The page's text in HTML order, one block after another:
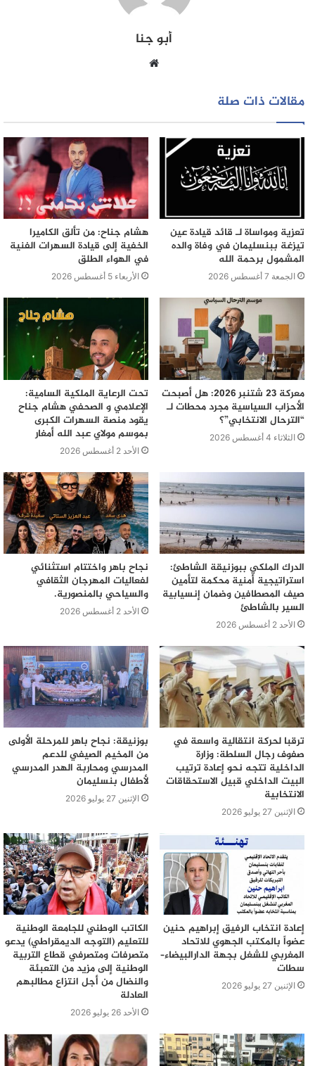
أبو جنا
مقالات ذات صلة
تعزية ومواساة لـ قائد قيادة عين
تيزغة ببنسليمان في وفاة والده
المشمول برحمة الله
الجمعة 7 أغسطس 2026
هشام جناح: من تألق الكاميرا
الخفية إلى قيادة السهرات الفنية
في الهواء الطلق
الأربعاء 5 أغسطس 2026
معركة 23 شتنبر 2026: هل أصبحت
الأحزاب السياسية مجرد محطات لـ
“الترحال الانتخابي”؟
الثلاثاء 4 أغسطس 2026
تحت الرعاية الملكية السامية:
الإعلامي و الصحفي هشام جناح
يقود منصة السهرات الكبرى
بموسم مولاي عبد الله أمغار
الأحد 2 أغسطس 2026
الدرك الملكي ببوزنيقة الشاطئ:
استراتيجية أمنية محكمة لتأمين
صيف المصطافين وضمان إنسيابية
السير بالشاطئ
الأحد 2 أغسطس 2026
نجاح باهر واختتام استثنائي
لفعاليات المهرجان الثقافي
والسياحي بالمنصورية.
الأحد 2 أغسطس 2026
ترقبا لحركة انتقالية واسعة في
صفوف رجال السلطة: وزارة
الداخلية تتجه نحو إعادة ترتيب
البيت الداخلي قبيل الاستحقاقات
الانتخابية
الإثنين 27 يوليو 2026
بوزنيقة: نجاح باهر للمرحلة الأولى
من المخيم الصيفي للدعم
المدرسي ومحاربة الهدر المدرسي
لأطفال بنسليمان
الإثنين 27 يوليو 2026
إعادة انتخاب الرفيق إبراهيم حنين
عضواً بالمكتب الجهوي للاتحاد
المغربي للشغل بجهة الدارالبيضاء–
سطات
الإثنين 27 يوليو 2026
الكاتب الوطني للجامعة الوطنية
للتعليم (التوجه الديمقراطي) يدعو
متصرفات ومتصرفي قطاع التربية
الوطنية إلى مزيد من التعبئة
والنضال من أجل انتزاع مطالبهم
العادلة
الأحد 26 يوليو 2026